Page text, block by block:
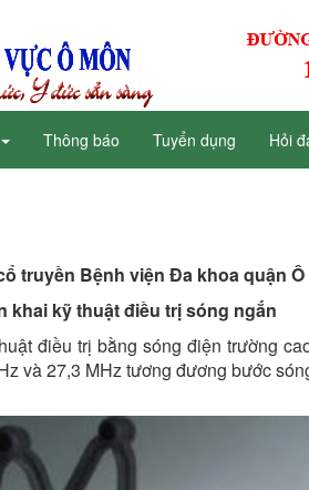
Thông báo Tuyển dụng Hỏi
truyền Bệnh viện Đa khoa quận Ô
khai kỹ thuật điều trị sóng ngắn
trị bằng sóng điện trường cao
và 27,3 MHz tương đương bước